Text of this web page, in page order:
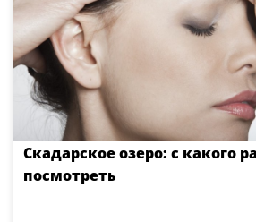
Скадарское озеро: с какого
посмотреть